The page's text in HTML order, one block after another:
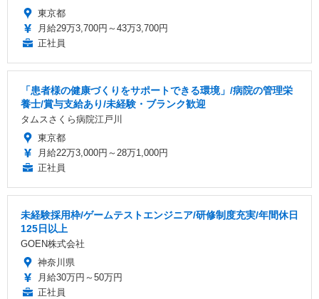
東京都
月給29万3,700円～43万3,700円
正社員
「患者様の健康づくりをサポートできる環境」/病院の管理栄
養士/賞与支給あり/未経験・ブランク歓迎
タムスさくら病院江戸川
東京都
月給22万3,000円～28万1,000円
正社員
未経験採用枠/ゲームテストエンジニア/研修制度充実/年間休日
125日以上
GOEN株式会社
神奈川県
月給30万円～50万円
正社員